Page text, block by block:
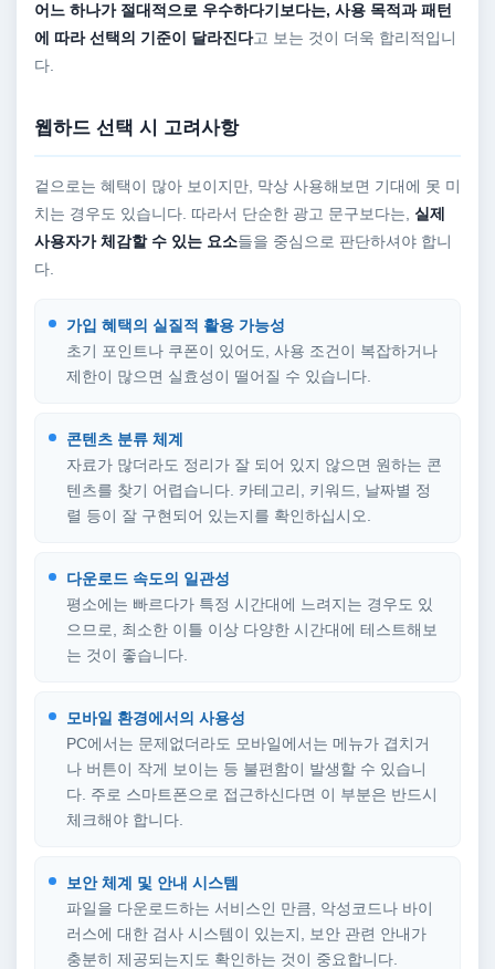
어느 하나가 절대적으로 우수하다기보다는, 사용 목적과 패턴
에 따라 선택의 기준이 달라진다고 보는 것이 더욱 합리적입니
다.
웹하드 선택 시 고려사항
겉으로는 혜택이 많아 보이지만, 막상 사용해보면 기대에 못 미
치는 경우도 있습니다. 따라서 단순한 광고 문구보다는, 실제
사용자가 체감할 수 있는 요소들을 중심으로 판단하셔야 합니
다.
가입 혜택의 실질적 활용 가능성
초기 포인트나 쿠폰이 있어도, 사용 조건이 복잡하거나
제한이 많으면 실효성이 떨어질 수 있습니다.
콘텐츠 분류 체계
자료가 많더라도 정리가 잘 되어 있지 않으면 원하는 콘
텐츠를 찾기 어렵습니다. 카테고리, 키워드, 날짜별 정
렬 등이 잘 구현되어 있는지를 확인하십시오.
다운로드 속도의 일관성
평소에는 빠르다가 특정 시간대에 느려지는 경우도 있
으므로, 최소한 이틀 이상 다양한 시간대에 테스트해보
는 것이 좋습니다.
모바일 환경에서의 사용성
PC에서는 문제없더라도 모바일에서는 메뉴가 겹치거
나 버튼이 작게 보이는 등 불편함이 발생할 수 있습니
다. 주로 스마트폰으로 접근하신다면 이 부분은 반드시
체크해야 합니다.
보안 체계 및 안내 시스템
파일을 다운로드하는 서비스인 만큼, 악성코드나 바이
러스에 대한 검사 시스템이 있는지, 보안 관련 안내가
충분히 제공되는지도 확인하는 것이 중요합니다.